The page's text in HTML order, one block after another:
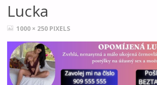
Lucka
FULL1000 × 250 PIXELS